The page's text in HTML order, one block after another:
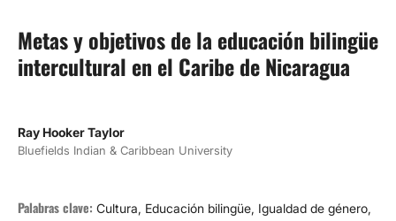
Metas y objetivos de la educación bilingüe
intercultural en el Caribe de Nicaragua
Ray Hooker Taylor
Bluefields Indian & Caribbean University
Palabras clave: Cultura, Educación bilingüe, Igualdad de género,